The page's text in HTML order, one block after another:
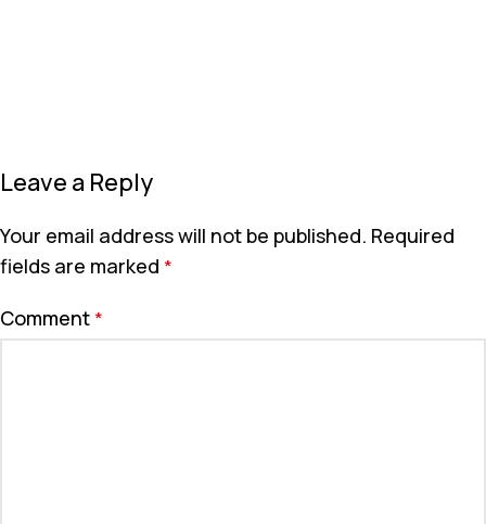
Leave a Reply
Your email address will not be published. Required
fields are marked *
Comment *